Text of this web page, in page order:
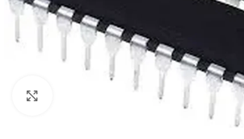
Click to enlarge